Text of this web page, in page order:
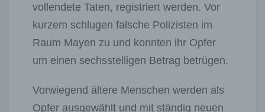
vollendete Taten, registriert werden. Vor
kurzem schlugen falsche Polizisten im
Raum Mayen zu und konnten ihr Opfer
um einen sechsstelligen Betrag betrügen.
Vorwiegend ältere Menschen werden als
Opfer ausgewählt und mit ständig neuen